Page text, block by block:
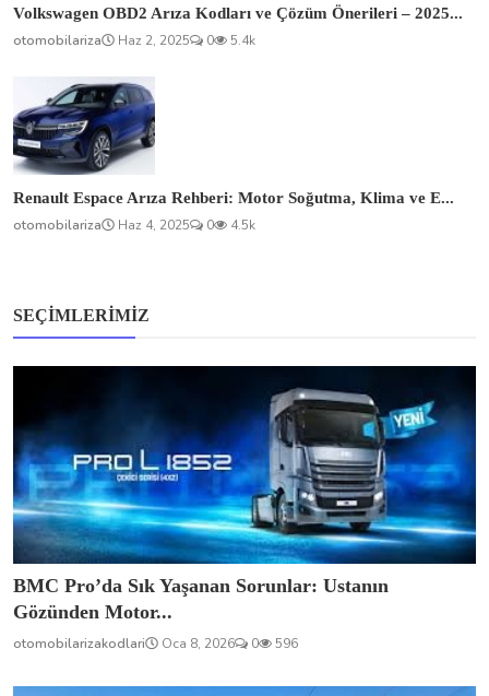
Volkswagen OBD2 Arıza Kodları ve Çözüm Önerileri – 2025...
otomobilariza
Haz 2, 2025 0 5.4k
Renault Espace Arıza Rehberi: Motor Soğutma, Klima ve E...
otomobilariza
Haz 4, 2025 0 4.5k
SEÇIMLERIMIZ
BMC Pro’da Sık Yaşanan Sorunlar: Ustanın
Gözünden Motor...
otomobilarizakodlari Oca 8, 2026 0 596